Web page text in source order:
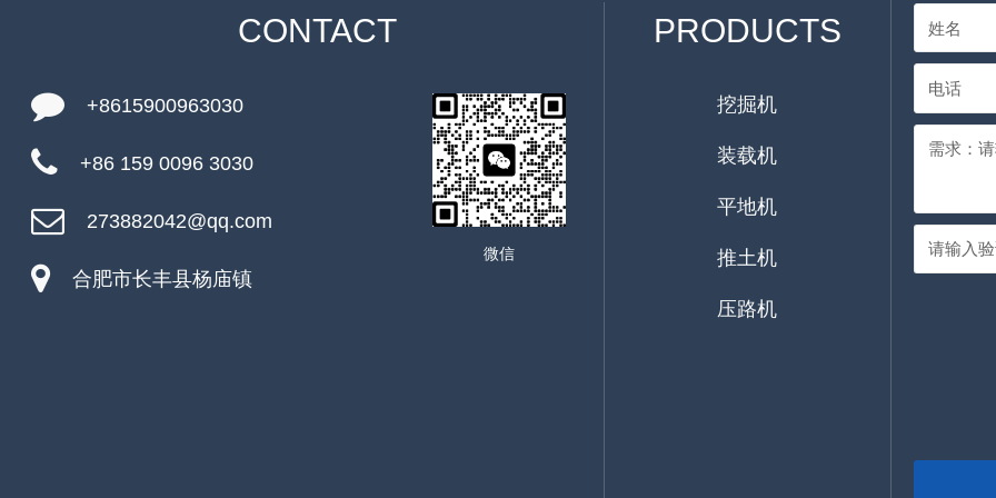
CONTACT
+8615900963030
+86 159 0096 3030
273882042@qq.com
合肥市长丰县杨庙镇
微信
PRODUCTS
挖掘机
装载机
平地机
推土机
压路机